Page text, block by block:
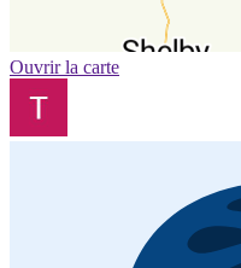
Ouvrir la carte